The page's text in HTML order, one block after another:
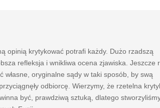
opinią krytykować potrafi każdy. Dużo rzadszą
refleksja i wnikliwa ocena zjawiska. Jeszcze
własne, oryginalne sądy w taki sposób, by swą
odbiorcę. Wierzymy, że rzetelna
być, prawdziwą sztuką, dlatego